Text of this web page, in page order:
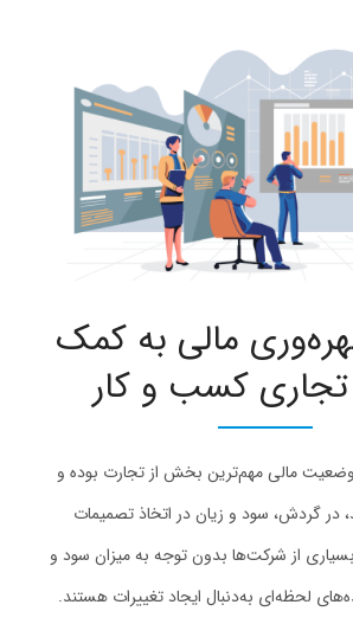
مالی به کمک
کسب و کار
مالی مهم‌ترین بخش از تجارت بوده و
در گردش، سود و زیان در اتخاذ تصمیمات
از شرکت‌ها بدون توجه به میزان سود و
لحظه‌ای به‌دنبال ایجاد تغییرات هستند.